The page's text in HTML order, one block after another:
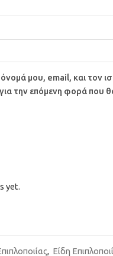
μου, email, και τον
την επόμενη φορά που
yet.
, Είδη